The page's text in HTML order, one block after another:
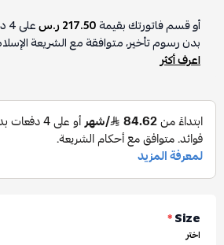
أو قسم فاتورتك بقيمة217.50 ر.س على4
بدون رسوم تأخير، متوافقة مع الشريعة
اعرف أكثر
Size
*
اختر